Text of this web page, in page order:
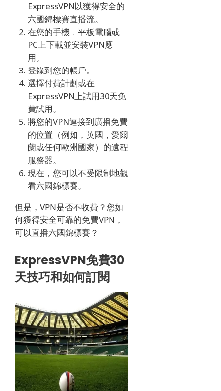
ExpressVPN以獲得安全的
六國錦標賽直播流。
在您的手機，平板電腦或
PC上下載並安裝VPN應
用。
登錄到您的帳戶。
選擇付費計劃或在
ExpressVPN上試用30天免
費試用。
將您的VPN連接到廣播免費
的位置（例如，英國，愛爾
蘭或任何歐洲國家）的遠程
服務器。
現在，您可以不受限制地觀
看六國錦標賽。
但是，VPN是否不收費？您如
何獲得安全可靠的免費VPN，
可以直播六國錦標賽 ？
ExpressVPN免費30
天技巧和如何訂閱